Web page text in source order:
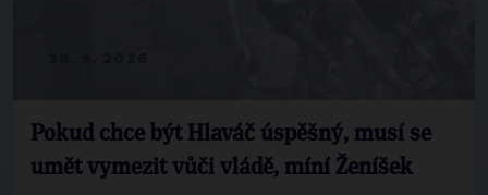
Pokud chce být Hlaváč úspěšný, musí se
umět vymezit vůči vládě, míní Ženíšek